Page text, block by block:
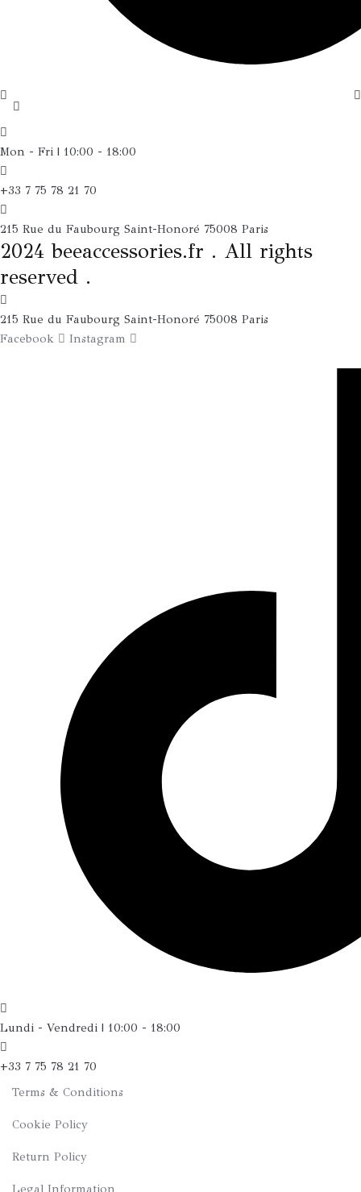
Mon - Fri | 10:00 - 18:00
+33 7 75 78 21 70
215 Rue du Faubourg Saint-Honoré 75008 Paris
2024 beeaccessories.fr . All rights
reserved .
215 Rue du Faubourg Saint-Honoré 75008 Paris
Facebook
Instagram
Lundi - Vendredi | 10:00 - 18:00
+33 7 75 78 21 70
Terms & Conditions
Cookie Policy
Return Policy
Legal Information